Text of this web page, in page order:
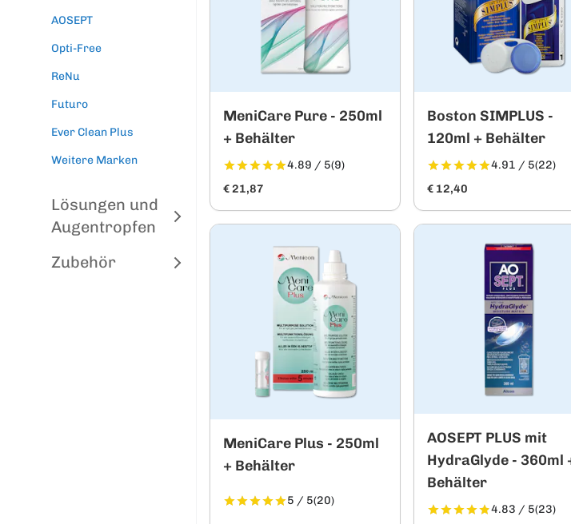
AOSEPT
Opti-Free
ReNu
Futuro
Ever Clean Plus
Weitere Marken
Lösungen und
Augentropfen
Zubehör
MeniCare Pure - 250ml
+ Behälter
4.89 / 5(9)
€ 21,87
Boston SIMPLUS -
120ml + Behälter
4.91 / 5(22)
€ 12,40
MeniCare Plus - 250ml
+ Behälter
5 / 5(20)
AOSEPT PLUS mit
HydraGlyde - 360ml
Behälter
4.83 / 5(23)